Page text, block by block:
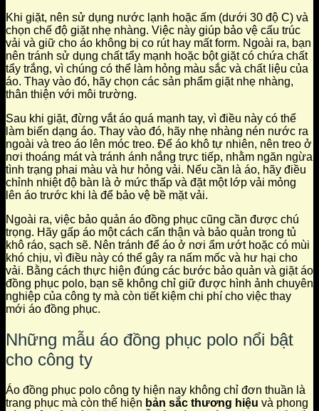
Khi giặt, nên sử dụng nước lạnh hoặc ấm (dưới 30 độ C) và
chọn chế độ giặt nhẹ nhàng. Việc này giúp bảo vệ cấu trúc
vải và giữ cho áo không bị co rút hay mất form. Ngoài ra, bạn
nên tránh sử dụng chất tẩy mạnh hoặc bột giặt có chứa chất
tẩy trắng, vì chúng có thể làm hỏng màu sắc và chất liệu của
áo. Thay vào đó, hãy chọn các sản phẩm giặt nhẹ nhàng,
thân thiện với môi trường.
Sau khi giặt, đừng vắt áo quá mạnh tay, vì điều này có thể
làm biến dạng áo. Thay vào đó, hãy nhẹ nhàng nén nước ra
ngoài và treo áo lên móc treo. Để áo khô tự nhiên, nên treo ở
nơi thoáng mát và tránh ánh nắng trực tiếp, nhằm ngăn ngừa
tình trạng phai màu và hư hỏng vải. Nếu cần là áo, hãy điều
chỉnh nhiệt độ bàn là ở mức thấp và đặt một lớp vải mỏng
lên áo trước khi là để bảo vệ bề mặt vải.
Ngoài ra, việc bảo quản áo đồng phục cũng cần được chú
trọng. Hãy gấp áo một cách cẩn thận và bảo quản trong tủ
khô ráo, sạch sẽ. Nên tránh để áo ở nơi ẩm ướt hoặc có mùi
khó chịu, vì điều này có thể gây ra nấm mốc và hư hại cho
vải. Bằng cách thực hiện đúng các bước bảo quản và giặt áo
đồng phục polo, bạn sẽ không chỉ giữ được hình ảnh chuyên
nghiệp của công ty mà còn tiết kiệm chi phí cho việc thay
mới áo đồng phục.
Những mẫu áo đồng phục polo nổi bật
cho công ty
Áo đồng phục polo công ty hiện nay không chỉ đơn thuần là
trang phục mà còn thể hiện bản sắc thương hiệu và phong